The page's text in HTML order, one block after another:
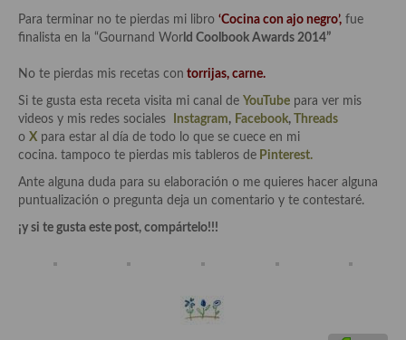
Cocina del Congo
Cocina Sefardí
Cocina Yoshoku
Cocina callejera
Cocina fusión
Cocinas de España
Cocina Andaluza
Para terminar no te pierdas mi libro ‘Cocina con ajo negro’, fue
finalista en la “Gournand Wor ld Coolbook Awards 2014”
No te pierdas mis recetas con torrijas, carne.
Si te gusta esta receta visita mi canal de YouTube para ver mis
videos y mis redes sociales
Instagram, Facebook,
Threads
o X para estar al día de todo lo que se cuece en mi
cocina. tampoco te pierdas mis tableros de Pinterest.
Ante alguna duda para su elaboración o me quieres hacer alguna
puntualización o pregunta deja un comentario y te contestaré.
¡y si te gusta este post, compártelo!!!